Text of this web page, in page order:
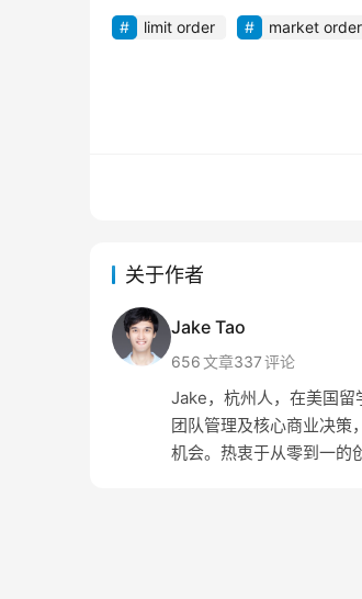
limit order market order
关于作者
Jake Tao
656文章337评论
Jake，杭州人，在美国
团队管理及核心商业决策
机会。热衷于从零到一的